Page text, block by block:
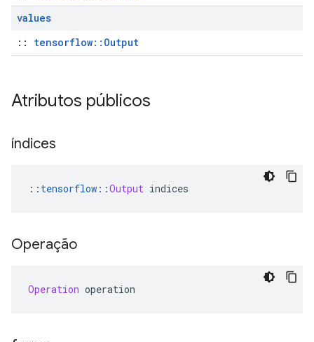
values
:: tensorflow::Output
Atributos públicos
índices
:: tensorflow ::Output indices
Operação
Operation operation